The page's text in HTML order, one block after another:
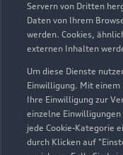
Servern von Dritten
Daten von Ihrem
werden. Cookies,
externen Inhalten
Um diese Dienste
Einwilligung. Mit
Ihre Einwilligung zur
einzelne
jede Cookie-Kategorie
durch Klicken auf
Autoverkauf
Audi
Service R8